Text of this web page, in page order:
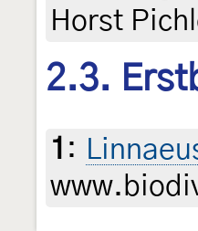
Horst
2.3.
1 :